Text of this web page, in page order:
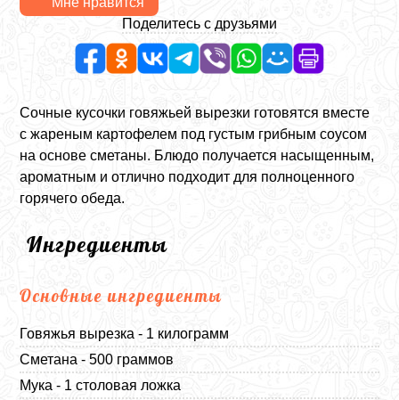
Поделитесь с друзьями
Сочные кусочки говяжьей вырезки готовятся вместе
с жареным картофелем под густым грибным соусом
на основе сметаны. Блюдо получается насыщенным,
ароматным и отлично подходит для полноценного
горячего обеда.
Ингредиенты
Основные ингредиенты
Говяжья вырезка - 1 килограмм
Сметана - 500 граммов
Мука - 1 столовая ложка